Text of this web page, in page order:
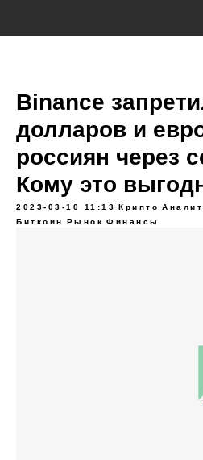
Binance
долларов и
россиян через
Кому это
2023-03-10 11:13 Крипто
Биткоин
Рынок Финансы